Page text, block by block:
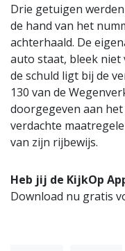
Drie getuigen
de hand van het
achterhaald. De
auto staat, bleek niet
de schuld ligt bij de
130 van de
doorgegeven aan het
verdachte
van zijn rijbewijs.
Heb jij de KijkOp
Download nu gratis